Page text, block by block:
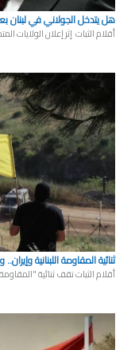
هل يتدخل الجولاني في لبنان
أقلام الثبات إثر إعلان الولايات
ثنائية المقاومة اللبنانية
أقلام الثبات تقف ثنائية